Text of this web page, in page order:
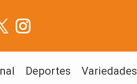
Deportes Variedades